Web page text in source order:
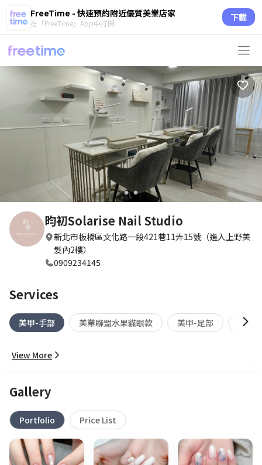
FreeTime - 快速預約附近優質美業店家
在「FreeTime」App中打開 下載
circle circle
昀初Solarise Nail Studio
新北市板橋區文化路一段421巷11弄15號（進入上野美
髮內2樓）
0909234145
Services
美甲-手部 美業聯盟水果貓眼款 美甲-足部 純卸甲
View More
Gallery
Portfolio Price List